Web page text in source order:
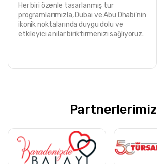
Her biri özenle tasarlanmış tur
programlarımızla, Dubai ve Abu Dhabi’nin
ikonik noktalarında duygu dolu ve
etkileyici anılar biriktirmenizi sağlıyoruz.
Partnerlerimiz